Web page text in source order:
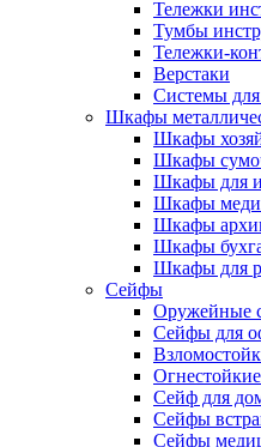
Тележки
Тумбы
Тележки-
Верстаки
Системы
Шкафы
Шкафы
Шкафы
Шкафы для
Шкафы
Шкафы
Шкафы
Шкафы для
Сейфы
Оружейные
Сейфы для
Cейф для
Сейфы
Сейфы